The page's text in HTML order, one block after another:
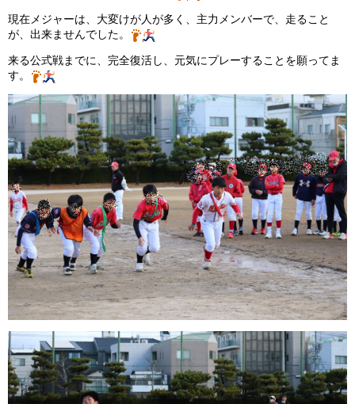
ガンバレ！広島西ブログ
「体験」「見学」お申し込み／その他お問合わせ
寄付のお願い
質問コーナー Ｑ＆Ａ
リトルリーグについて
現在メジャーは、大変けが人が多く、主力メンバーで、走ること
が、出来ませんでした。
来る公式戦までに、完全復活し、元気にプレーすることを願ってま
す。